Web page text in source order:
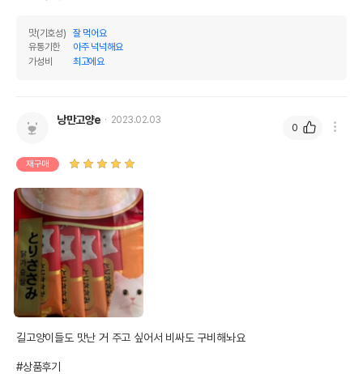
맛(기호성)
잘 먹어요
유통기한
아주 넉넉해요
가성비
최고에요
낭만고양e 2023.02.03
재구매
길고양이들도 맛난 거 주고 싶어서 비싸도 구비해놔요
#상품후기
0